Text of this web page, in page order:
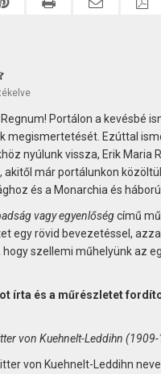
Portálon a kevésbé
megismertetését. Ezúttal
nyúlunk vissza, Erik Maria
akitől már portálunkon
és a Monarchia és
vagy egyenlőségcímű
egy rövid bevezetéssel,
hogy szellemi műhelyünk az
írta és a műrészletet
von Kuehnelt-Leddihn
von Kuehnelt-Leddihn